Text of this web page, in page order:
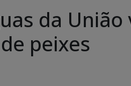
da
peixes